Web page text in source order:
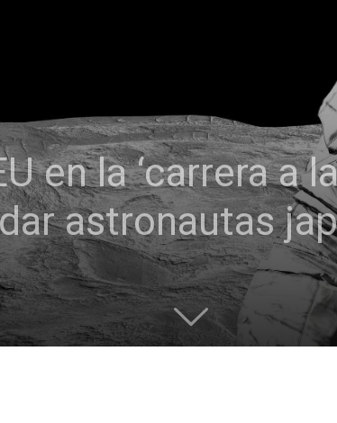
en la ‘carrera a
astronautas